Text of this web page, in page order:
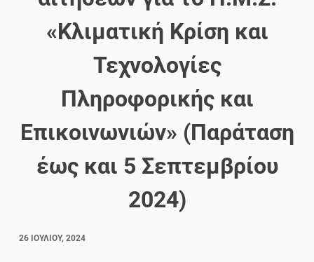
«Κλιματική Κρίση και
Τεχνολογίες
Πληροφορικής και
Επικοινωνιών» (Παράταση
έως και 5 Σεπτεμβρίου
2024)
26 ΙΟΥΛΊΟΥ, 2024